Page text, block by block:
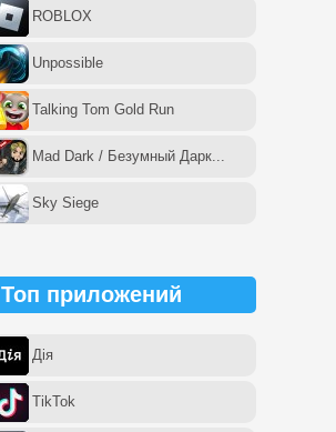
ROBLOX
Unpossible
Talking Tom Gold Run
Mad Dark / Безумный Дарк...
Sky Siege
Топ приложений
Дія
TikTok